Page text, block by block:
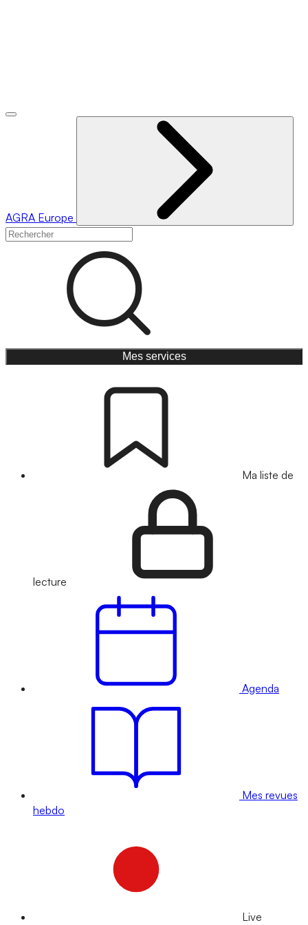
AGRA Europe
Mes services
Ma liste de
lecture
Agenda
Mes revues
hebdo
Live